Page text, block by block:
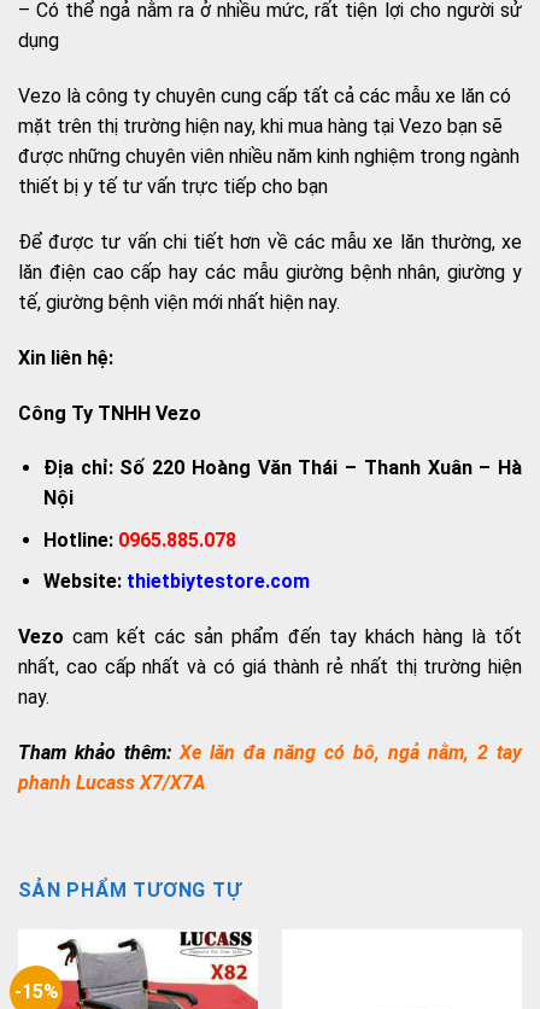
– Có thể ngả nằm ra ở nhiều mức, rất tiện lợi cho người sử
dụng
Vezo là công ty chuyên cung cấp tất cả các mẫu xe lăn có
mặt trên thị trường hiện nay, khi mua hàng tại Vezo bạn sẽ
được những chuyên viên nhiều năm kinh nghiệm trong ngành
thiết bị y tế tư vấn trực tiếp cho bạn
Để được tư vấn chi tiết hơn về các mẫu xe lăn thường, xe
lăn điện cao cấp hay các mẫu giường bệnh nhân, giường y
tế, giường bệnh viện mới nhất hiện nay.
Xin liên hệ:
Công Ty TNHH Vezo
Địa chỉ: Số 220 Hoàng Văn Thái – Thanh Xuân – Hà
Nội
Hotline: 0965.885.078
Website: thietbiytestore.com
Vezo cam kết các sản phẩm đến tay khách hàng là tốt
nhất, cao cấp nhất và có giá thành rẻ nhất thị trường hiện
nay.
Tham khảo thêm:Xe lăn đa năng có bô, ngả nằm, 2 tay
phanh Lucass X7/X7A
SẢN PHẨM TƯƠNG TỰ
-15%